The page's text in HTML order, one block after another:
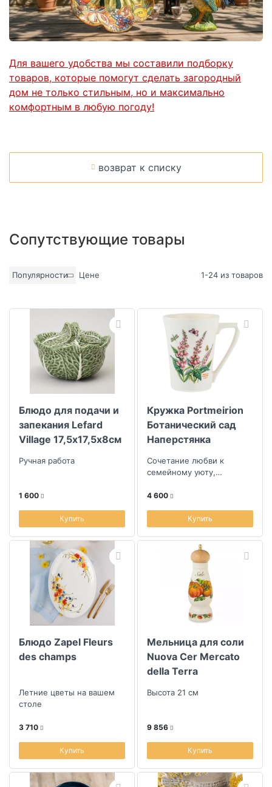
Для вашего удобства мы составили подборку
товаров, которые помогут сделать загородный
дом не только стильным, но и максимально
комфортным в любую погоду!
возврат к списку
Сопутствующие товары
Популярности Цене 1-24 из товаров
Блюдо для подачи и
запекания Lefard
Village 17,5х17,5х8см
Ручная работа
1 600
Купить
Кружка Portmeirion
Ботанический сад
Наперстянка
Сочетание любви к
семейному уюту,
работы и смелостью
4 600
Купить
Блюдо Zapel Fleurs
des champs
Летние цветы на вашем
столе
3 710
Купить
Мельница для соли
Nuova Cer Mercato
della Terra
Высота 21 см
9 856
Купить